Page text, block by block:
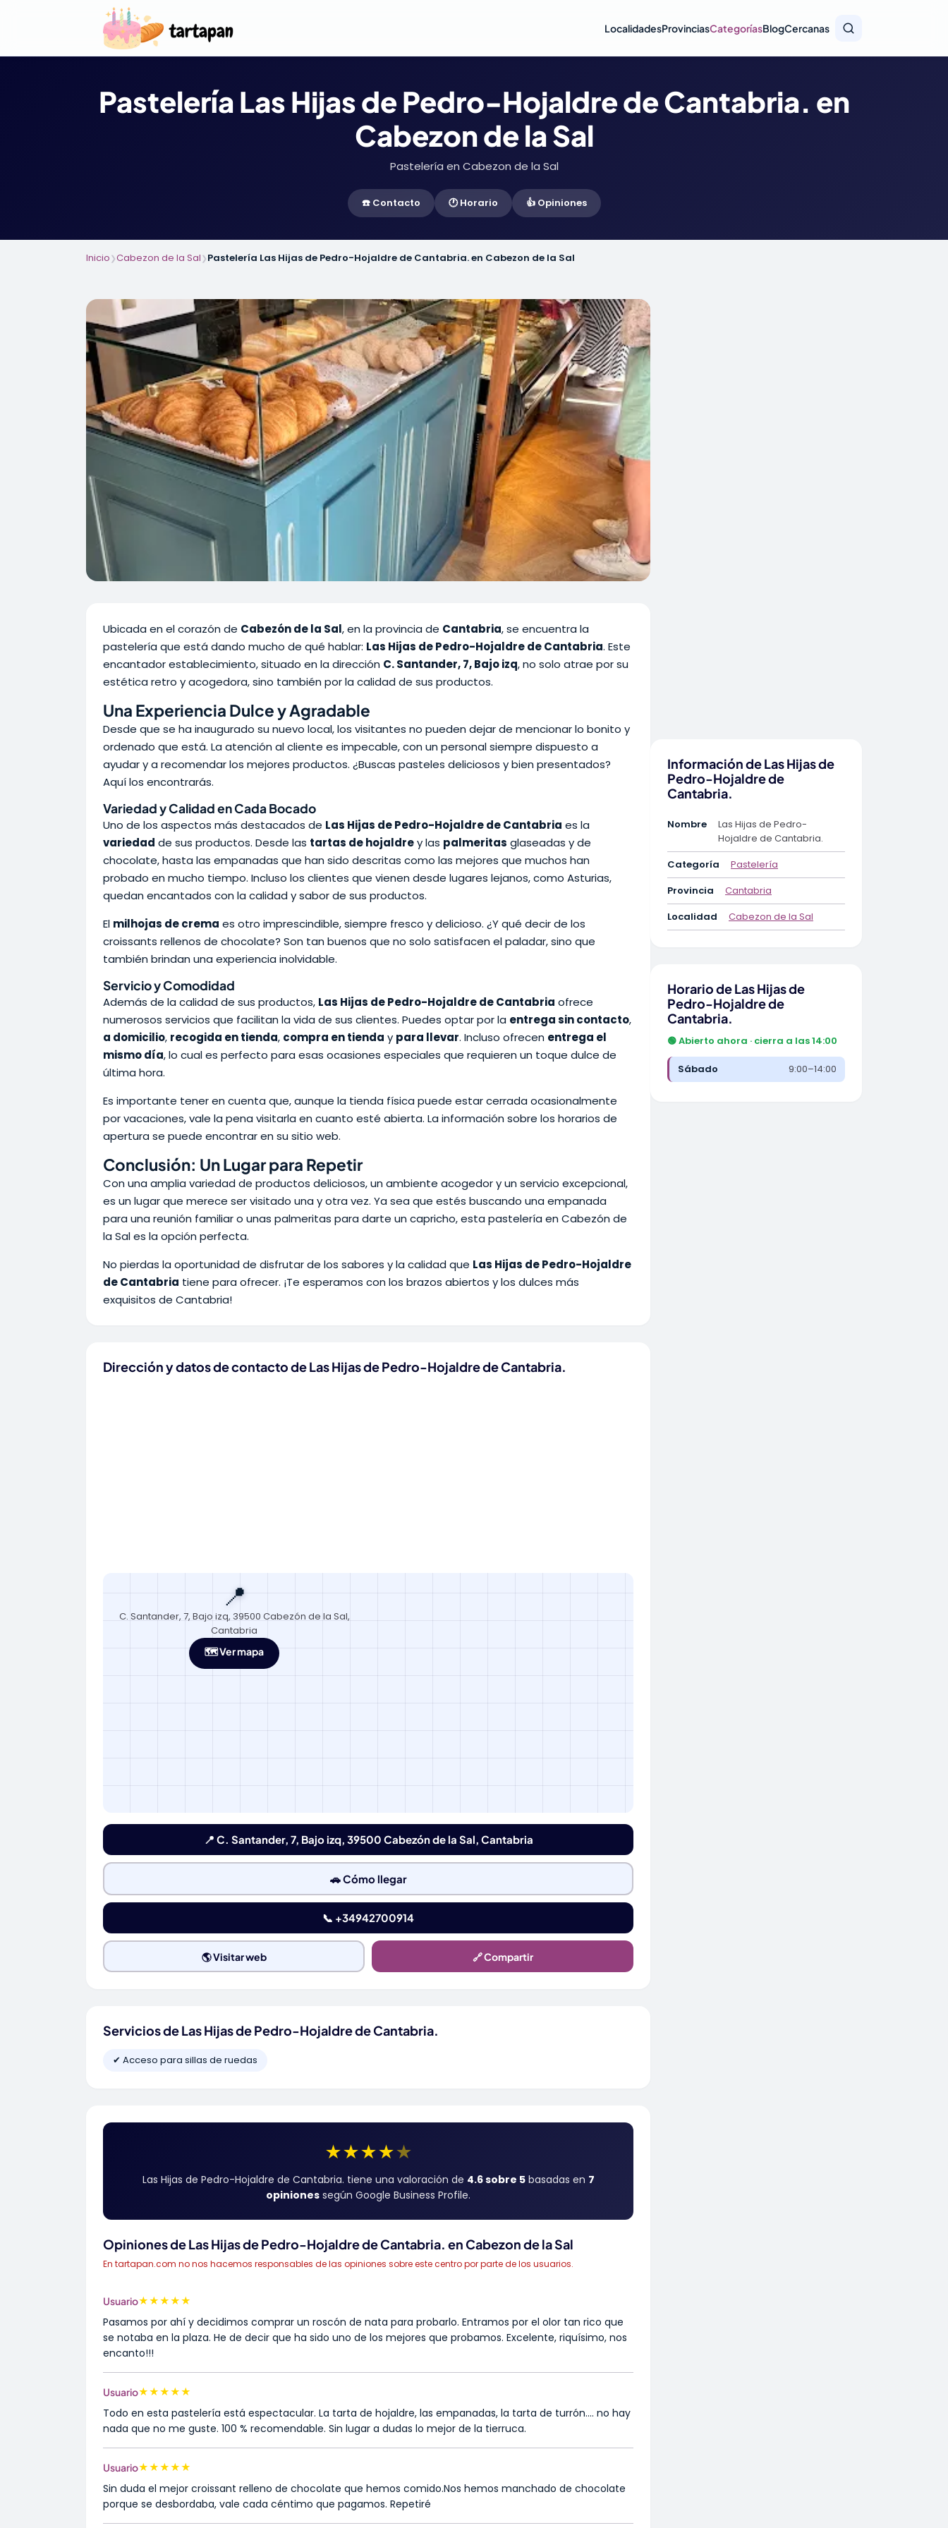
LocalidadesProvinciasCategoríasBlogCercanas
Pastelería Las Hijas de Pedro-Hojaldre de Cantabria. en
Cabezon de la Sal
Pastelería en Cabezon de la Sal
☎️ Contacto 🕐 Horario 👍 Opiniones
Inicio❯Cabezon de la Sal❯Pastelería Las Hijas de Pedro-Hojaldre de Cantabria. en Cabezon de la Sal
Ubicada en el corazón de Cabezón de la Sal, en la provincia de Cantabria, se encuentra la
pastelería que está dando mucho de qué hablar: Las Hijas de Pedro-Hojaldre de Cantabria. Este
encantador establecimiento, situado en la dirección C. Santander, 7, Bajo izq, no solo atrae por su
estética retro y acogedora, sino también por la calidad de sus productos.
Una Experiencia Dulce y Agradable
Desde que se ha inaugurado su nuevo local, los visitantes no pueden dejar de mencionar lo bonito y
ordenado que está. La atención al cliente es impecable, con un personal siempre dispuesto a
ayudar y a recomendar los mejores productos. ¿Buscas pasteles deliciosos y bien presentados?
Aquí los encontrarás.
Variedad y Calidad en Cada Bocado
Uno de los aspectos más destacados de Las Hijas de Pedro-Hojaldre de Cantabria es la
variedad de sus productos. Desde las tartas de hojaldrey las palmeritas glaseadas y de
chocolate, hasta las empanadas que han sido descritas como las mejores que muchos han
probado en mucho tiempo. Incluso los clientes que vienen desde lugares lejanos, como Asturias,
quedan encantados con la calidad y sabor de sus productos.
El milhojas de crema es otro imprescindible, siempre fresco y delicioso. ¿Y qué decir de los
croissants rellenos de chocolate? Son tan buenos que no solo satisfacen el paladar, sino que
también brindan una experiencia inolvidable.
Servicio y Comodidad
Además de la calidad de sus productos, Las Hijas de Pedro-Hojaldre de Cantabria ofrece
numerosos servicios que facilitan la vida de sus clientes. Puedes optar por la entrega sin contacto,
a domicilio, recogida en tienda, compra en tienda y para llevar. Incluso ofrecen entrega el
mismo día, lo cual es perfecto para esas ocasiones especiales que requieren un toque dulce de
última hora.
Es importante tener en cuenta que, aunque la tienda física puede estar cerrada ocasionalmente
por vacaciones, vale la pena visitarla en cuanto esté abierta. La información sobre los horarios de
apertura se puede encontrar en su sitio web.
Conclusión: Un Lugar para Repetir
Con una amplia variedad de productos deliciosos, un ambiente acogedor y un servicio excepcional,
es un lugar que merece ser visitado una y otra vez. Ya sea que estés buscando una empanada
para una reunión familiar o unas palmeritas para darte un capricho, esta pastelería en Cabezón de
la Sal es la opción perfecta.
No pierdas la oportunidad de disfrutar de los sabores y la calidad que Las Hijas de Pedro-Hojaldre
de Cantabria tiene para ofrecer. ¡Te esperamos con los brazos abiertos y los dulces más
exquisitos de Cantabria!
Dirección y datos de contacto de Las Hijas de Pedro-Hojaldre de Cantabria.
📍
C. Santander, 7, Bajo izq, 39500 Cabezón de la Sal,
Cantabria
🗺️ Ver mapa
📍 C. Santander, 7, Bajo izq, 39500 Cabezón de la Sal, Cantabria
🚗 Cómo llegar
📞 +34942700914
🌎 Visitar web 🔗 Compartir
Servicios de Las Hijas de Pedro-Hojaldre de Cantabria.
✔ Acceso para sillas de ruedas
★★★★★
Las Hijas de Pedro-Hojaldre de Cantabria. tiene una valoración de 4.6 sobre 5basadas en 7
opiniones según Google Business Profile.
Opiniones de Las Hijas de Pedro-Hojaldre de Cantabria. en Cabezon de la Sal
En tartapan.com no nos hacemos responsables de las opiniones sobre este centro por parte de los usuarios.
Usuario★★★★★
Pasamos por ahí y decidimos comprar un roscón de nata para probarlo. Entramos por el olor tan rico que
se notaba en la plaza. He de decir que ha sido uno de los mejores que probamos. Excelente, riquísimo, nos
encanto!!!
Usuario★★★★★
Todo en esta pastelería está espectacular. La tarta de hojaldre, las empanadas, la tarta de turrón.... no hay
nada que no me guste. 100 % recomendable. Sin lugar a dudas lo mejor de la tierruca.
Usuario★★★★★
Sin duda el mejor croissant relleno de chocolate que hemos comido.Nos hemos manchado de chocolate
porque se desbordaba, vale cada céntimo que pagamos. Repetiré
Información de Las Hijas de
Pedro-Hojaldre de
Cantabria.
Nombre
Las Hijas de Pedro-
Hojaldre de Cantabria.
Categoría
Pastelería
Provincia
Cantabria
Localidad
Cabezon de la Sal
Horario de Las Hijas de
Pedro-Hojaldre de
Cantabria.
🟢 Abierto ahora · cierra a las 14:00
Sábado 9:00–14:00